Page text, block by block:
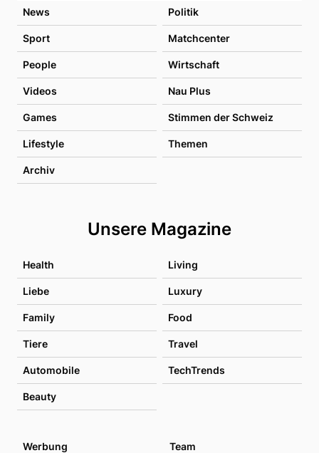
News Politik
Sport Matchcenter
People Wirtschaft
Videos Nau Plus
Games Stimmen der Schweiz
Lifestyle Themen
Archiv
Unsere Magazine
Health Living
Liebe Luxury
Family Food
Tiere Travel
Automobile TechTrends
Beauty
Werbung Team